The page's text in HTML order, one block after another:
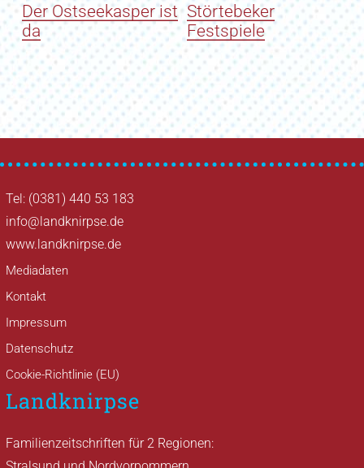
Der Ostseekasper ist
da
Störtebeker
Festspiele
Tel: (0381) 440 53 183
info@landknirpse.de
www.landknirpse.de
Mediadaten
Kontakt
Impressum
Datenschutz
Cookie-Richtlinie (EU)
Landknirpse
Familienzeitschriften für 2 Regionen: